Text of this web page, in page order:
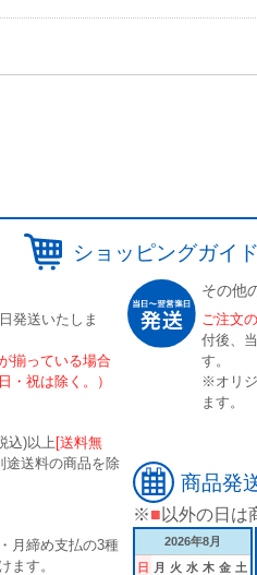
ショッピングガイ
発送いたしま
揃っている場合
・祝は除く。）
込)以上 [送料無
送料の商品を除
月締め支払の3種
ます。
その他
ご注文
付後、
す。
※オリ
ます。
商品発
※■ 以外の日は
2026年8月
日
月 火 水 木 金 土